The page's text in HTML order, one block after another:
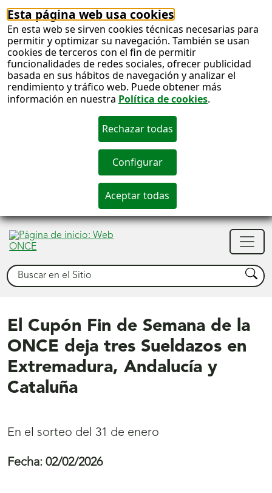
Esta página web usa cookies
En esta web se sirven cookies técnicas necesarias para
permitir y optimizar su navegación. También se usan
cookies de terceros con el fin de permitir
funcionalidades de redes sociales, ofrecer publicidad
basada en sus hábitos de navegación y analizar el
rendimiento y tráfico web. Puede obtener más
información en nuestra Política de cookies.
Buscar Buscar
El Cupón Fin de Semana de la
ONCE deja tres Sueldazos en
Extremadura, Andalucía y
Cataluña
En el sorteo del 31 de enero
Fecha: 02/02/2026